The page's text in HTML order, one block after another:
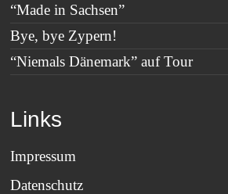
“Made in Sachsen”
Bye, bye Zypern!
“Niemals Dänemark” auf Tour
Links
Impressum
Datenschutz